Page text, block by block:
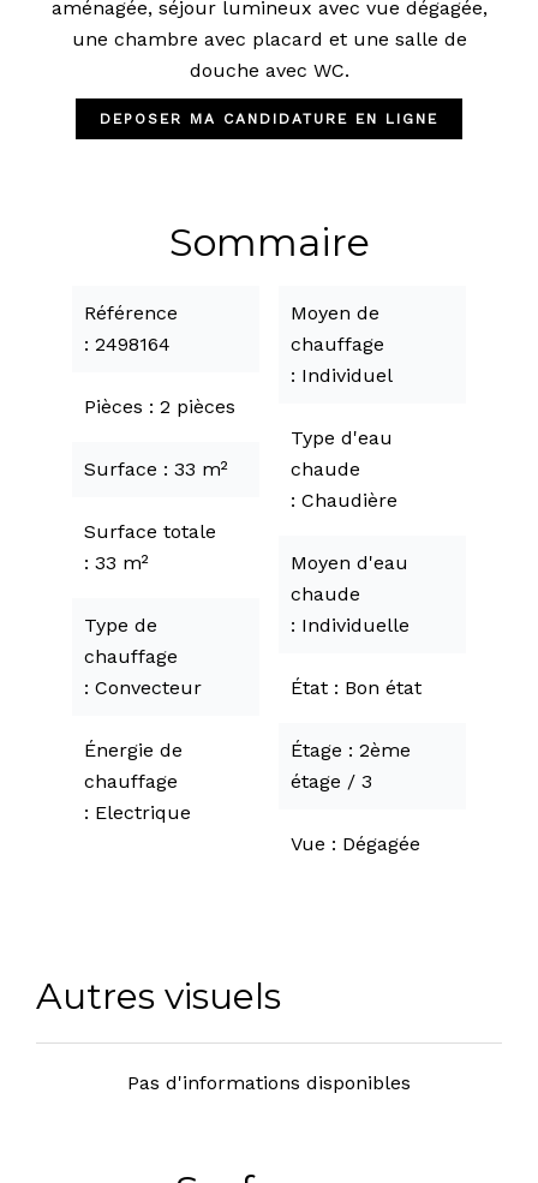
aménagée, séjour lumineux avec vue dégagée,
une chambre avec placard et une salle de
douche avec WC.
DEPOSER MA CANDIDATURE EN LIGNE
Sommaire
Référence
2498164
Pièces 2 pièces
Surface 33 m²
Surface totale
33 m²
Type de
chauffage
Convecteur
Énergie de
chauffage
Electrique
Moyen de
chauffage
Individuel
Type d'eau
chaude
Chaudière
Moyen d'eau
chaude
Individuelle
État Bon état
Étage
2ème
étage / 3
Vue Dégagée
Autres visuels
Pas d'informations disponibles